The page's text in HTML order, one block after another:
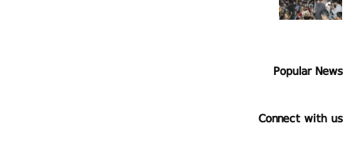
Popular News
Connect with us